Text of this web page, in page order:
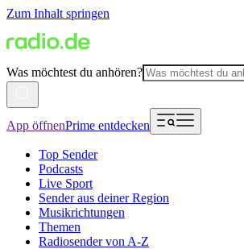
Zum Inhalt springen
Was möchtest du anhören?
App öffnenPrime entdecken
Top Sender
Podcasts
Live Sport
Sender aus deiner Region
Musikrichtungen
Themen
Radiosender von A-Z